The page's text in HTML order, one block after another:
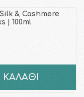
& Cashmere
| 100ml